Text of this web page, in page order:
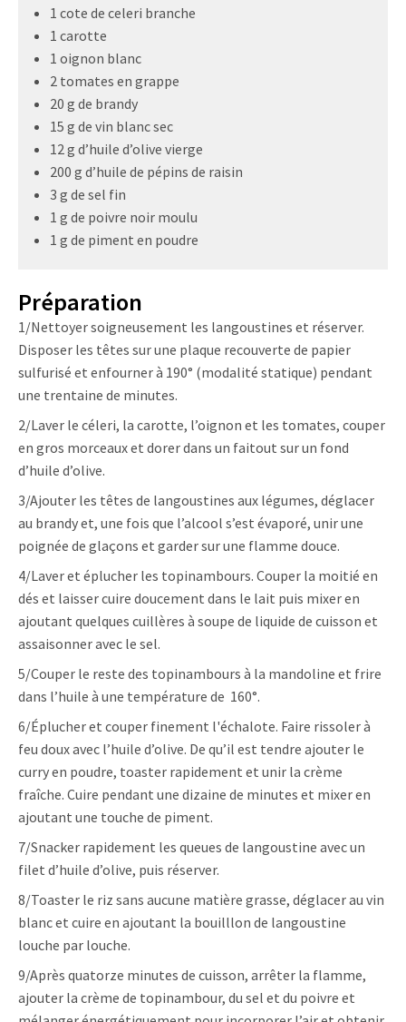
1 cote de celeri branche
1 carotte
1 oignon blanc
2 tomates en grappe
20 g de brandy
15 g de vin blanc sec
12 g d’huile d’olive vierge
200 g d’huile de pépins de raisin
3 g de sel fin
1 g de poivre noir moulu
1 g de piment en poudre
Préparation
1/Nettoyer soigneusement les langoustines et réserver.
Disposer les têtes sur une plaque recouverte de papier
sulfurisé et enfourner à 190° (modalité statique) pendant
une trentaine de minutes.
2/Laver le céleri, la carotte, l’oignon et les tomates, couper
en gros morceaux et dorer dans un faitout sur un fond
d’huile d’olive.
3/Ajouter les têtes de langoustines aux légumes, déglacer
au brandy et, une fois que l’alcool s’est évaporé, unir une
poignée de glaçons et garder sur une flamme douce.
4/Laver et éplucher les topinambours. Couper la moitié en
dés et laisser cuire doucement dans le lait puis mixer en
ajoutant quelques cuillères à soupe de liquide de cuisson et
assaisonner avec le sel.
5/Couper le reste des topinambours à la mandoline et frire
dans l’huile à une température de 160°.
6/Éplucher et couper finement l'échalote. Faire rissoler à
feu doux avec l’huile d’olive. De qu’il est tendre ajouter le
curry en poudre, toaster rapidement et unir la crème
fraîche. Cuire pendant une dizaine de minutes et mixer en
ajoutant une touche de piment.
7/Snacker rapidement les queues de langoustine avec un
filet d’huile d’olive, puis réserver.
8/Toaster le riz sans aucune matière grasse, déglacer au vin
blanc et cuire en ajoutant la bouilllon de langoustine
louche par louche.
9/Après quatorze minutes de cuisson, arrêter la flamme,
ajouter la crème de topinambour, du sel et du poivre et